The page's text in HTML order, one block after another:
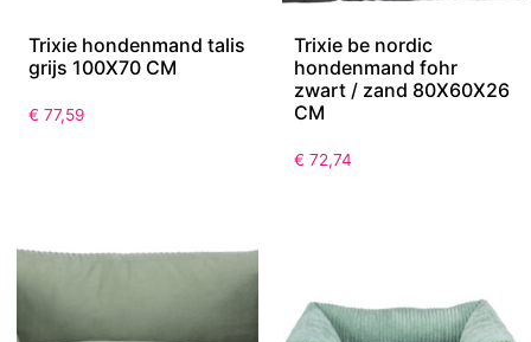
Trixie hondenmand talis
grijs 100X70 CM
€ 77,59
Trixie be nordic
hondenmand fohr
zwart / zand 80X60X26
CM
€ 72,74